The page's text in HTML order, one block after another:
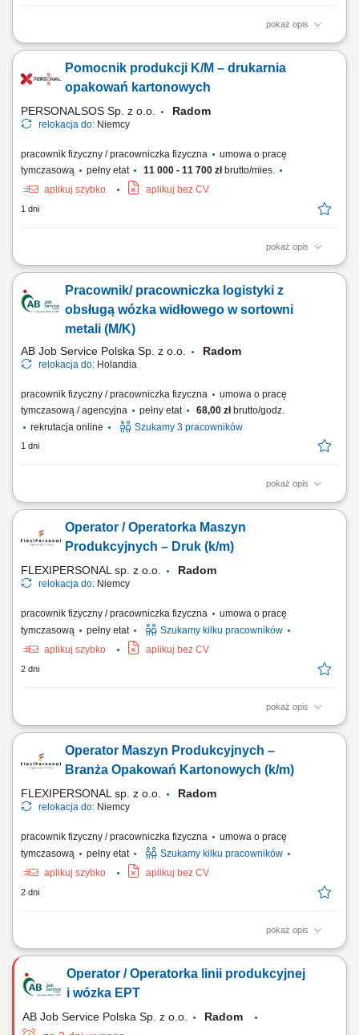
pokaż opis
Zawieszanie oraz ściąganie różnorodnych elementów metalowych przy
w tym szlifowania oraz polerowania powierzchni. Realizacja innych
bieżących zadań pomocniczych na terenie zakładu w zależności od
Pomocnik produkcji K/M – drukarnia
opakowań kartonowych
PERSONALSOS Sp. z o.o. Radom
relokacja do: Niemcy
pracownik fizyczny / pracowniczka fizyczna
umowa o pracę
tymczasową
pełny etat 11 000 - 11 700 złbrutto/mies.
aplikuj szybko
aplikuj bez CV
1 dni
pokaż opis
Opis stanowiska: pomoc przy obsłudze maszyn do druku, sztancowania
stanowisku), podawanie materiałów do maszyn oraz odbieranie
gotowych elementów, kontrola jakości wydruków i gotowych wyrobów,
składanie, klejenie i pakowanie...
Pracownik/ pracowniczka logistyki z
obsługą wózka widłowego w sortowni
metali (M/K)
AB Job Service Polska Sp. z o.o. Radom
relokacja do: Holandia
pracownik fizyczny / pracowniczka fizyczna
umowa o pracę
tymczasową / agencyjna
pełny etat 68,00 złbrutto/godz.
rekrutacja online
Szukamy 3 pracowników
1 dni
pokaż opis
Dla naszego Klienta – nowoczesnej firmy, specjalizującej się w
kandydatów na stanowisko wszechstronnego pracownika/pracowniczki
logistyki z obsługą wózka widłowego. Zakres obowiązków Zarządzanie
Operator / Operatorka Maszyn
Produkcyjnych – Druk (k/m)
FLEXIPERSONAL sp. z o.o. Radom
relokacja do: Niemcy
pracownik fizyczny / pracowniczka fizyczna
umowa o pracę
tymczasową
pełny etat
Szukamy kilku pracowników
aplikuj szybko
aplikuj bez CV
2 dni
pokaż opis
Podstawowe informacje: Lokalizacja: Magdeburg, Niemcy; Start pracy:
Długoterminowe zatrudnienie; Opis stanowiska Samodzielna obsługa
maszyn wykorzystywanych w procesie produkcji drukarskiej. Ustawianie
Operator Maszyn Produkcyjnych –
Branża Opakowań Kartonowych (k/m)
FLEXIPERSONAL sp. z o.o. Radom
relokacja do: Niemcy
pracownik fizyczny / pracowniczka fizyczna
umowa o pracę
tymczasową
pełny etat
Szukamy kilku pracowników
aplikuj szybko
aplikuj bez CV
2 dni
pokaż opis
Twoje zadania Obsługa i ustawianie maszyn produkcyjnych
realizacji zleceń produkcyjnych; Kontrola jakości wykonywanych
elementów; Nadzór nad prawidłowym przebiegiem procesu
Operator / Operatorka linii produkcyjnej
i wózka EPT
AB Job Service Polska Sp. z o.o.
Radom